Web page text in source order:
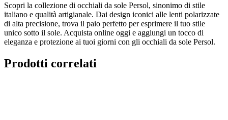
Scopri la collezione di occhiali da sole Persol, sinonimo di stile
italiano e qualità artigianale. Dai design iconici alle lenti polarizzate
di alta precisione, trova il paio perfetto per esprimere il tuo stile
unico sotto il sole. Acquista online oggi e aggiungi un tocco di
eleganza e protezione ai tuoi giorni con gli occhiali da sole Persol.
Prodotti correlati